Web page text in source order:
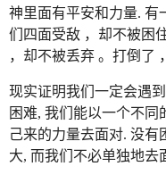
神里面有平安和力量. 有
们四面受敌 ，却不被困
，却不被丢弃 。打倒了
现实证明我们一定会遇
困难, 我们能以一个不同
己来的力量去面对. 没有
大, 而我们不必单独地去